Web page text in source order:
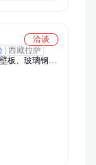
洽谈
西藏拉萨
板、玻璃钢面
塔波纹板、冷
钢采光板、玻
璃钢平板、加
车间采光